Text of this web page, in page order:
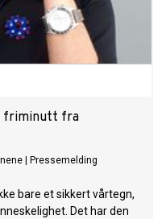
friminutt fra
Pressemelding
bare et sikkert vårtegn,
Det har den